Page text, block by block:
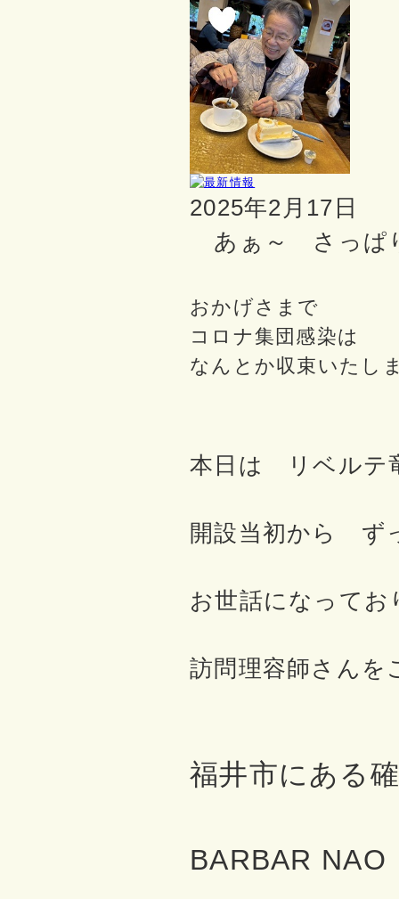
2025年2月17日
あぁ～ さっぱ
おかげさまで
コロナ集団感染は
なんとか収束いたし
本日は リベルテ
開設当初から ず
お世話になってお
訪問理容師さんを
福井市にある
BARBAR NAO